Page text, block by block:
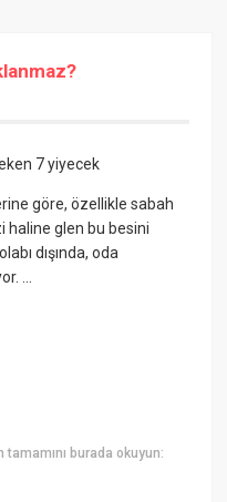
7 yiyecek
göre, özellikle sabah
haline glen bu besini
dışında, oda
...
tamamını burada okuyun: